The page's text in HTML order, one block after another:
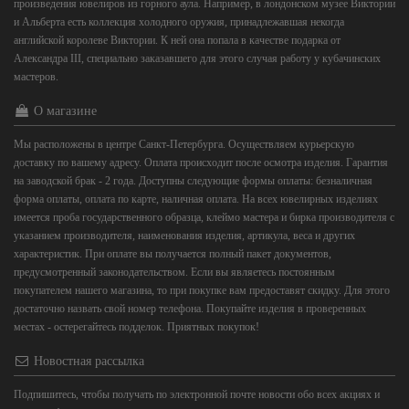
произведения ювелиров из горного аула. Например, в лондонском музее Виктории
и Альберта есть коллекция холодного оружия, принадлежавшая некогда
английской королеве Виктории. К ней она попала в качестве подарка от
Александра III, специально заказавшего для этого случая работу у кубачинских
мастеров.
О магазине
Мы расположены в центре Санкт-Петербурга. Осуществляем курьерскую
доставку по вашему адресу. Оплата происходит после осмотра изделия. Гарантия
на заводской брак - 2 года. Доступны следующие формы оплаты: безналичная
форма оплаты, оплата по карте, наличная оплата. На всех ювелирных изделиях
имеется проба государственного образца, клеймо мастера и бирка производителя с
указанием производителя, наименования изделия, артикула, веса и других
характеристик. При оплате вы получается полный пакет документов,
предусмотренный законодательством. Если вы являетесь постоянным
покупателем нашего магазина, то при покупке вам предоставят скидку. Для этого
достаточно назвать свой номер телефона. Покупайте изделия в проверенных
местах - остерегайтесь подделок. Приятных покупок!
Новостная рассылка
Подпишитесь, чтобы получать по электронной почте новости обо всех акциях и